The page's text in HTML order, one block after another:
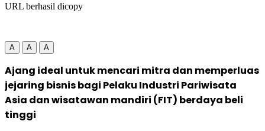
URL berhasil dicopy
A A A
Ajang ideal untuk mencari mitra dan memperluas
jejaring bisnis bagi Pelaku Industri Pariwisata
Asia dan wisatawan mandiri (FIT) berdaya beli
tinggi